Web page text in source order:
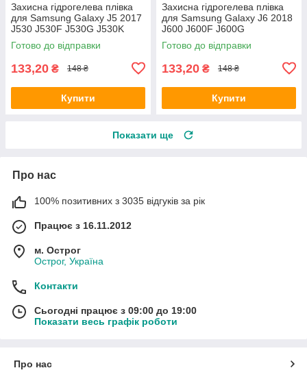
Захисна гідрогелева плівка
для Samsung Galaxy J5 2017
J530 J530F J530G J530K
J530L J530S J530Y
Готово до відправки
133,20 ₴ 148 ₴
Купити
Захисна гідрогелева плівка
для Samsung Galaxy J6 2018
J600 J600F J600G
Готово до відправки
133,20 ₴ 148 ₴
Купити
Показати ще
Про нас
100% позитивних з 3035 відгуків за рік
Працює з 16.11.2012
м. Острог
Острог, Україна
Контакти
Сьогодні працює з 09:00 до 19:00
Показати весь графік роботи
Про нас